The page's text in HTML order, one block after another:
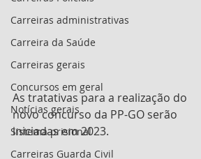
Carreiras administrativas
Carreira da Saúde
Carreiras gerais
Concursos em geral
Notícias gerais
Sistema prisional
Carreiras Guarda Civil
As tratativas para a realização do
novo concurso da PP-GO serão
iniciadas em 2023.